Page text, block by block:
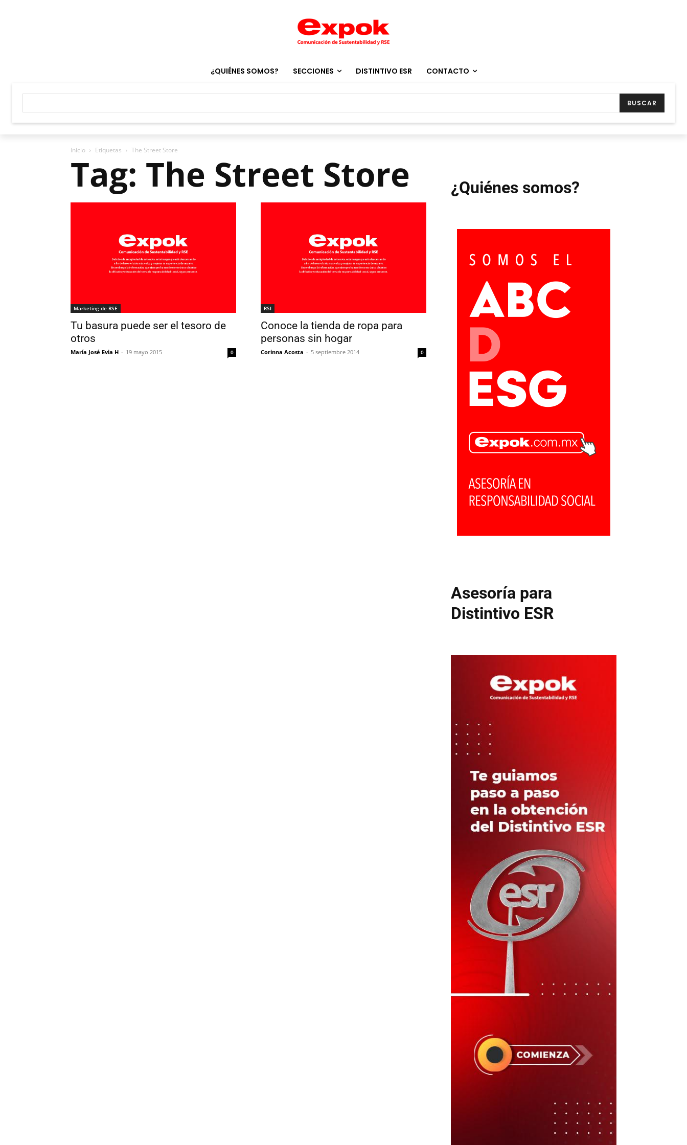
¿QUIÉNES SOMOS? SECCIONES DISTINTIVO ESR CONTACTO
BUSCAR
Inicio Etiquetas The Street Store
Tag: The Street Store
Marketing de RSE
Tu basura puede ser el tesoro de
otros
María José Evia H - 19 mayo 2015 0
RSI
Conoce la tienda de ropa para
personas sin hogar
Corinna Acosta - 5 septiembre 2014 0
¿Quiénes somos?
Asesoría para
Distintivo ESR